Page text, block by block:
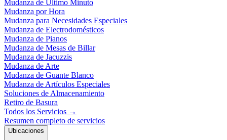
Mudanza de Último Minuto
Mudanza por Hora
Mudanza para Necesidades Especiales
Mudanza de Electrodomésticos
Mudanza de Pianos
Mudanza de Mesas de Billar
Mudanza de Jacuzzis
Mudanza de Arte
Mudanza de Guante Blanco
Mudanza de Artículos Especiales
Soluciones de Almacenamiento
Retiro de Basura
Todos los Servicios →
Resumen completo de servicios
Ubicaciones